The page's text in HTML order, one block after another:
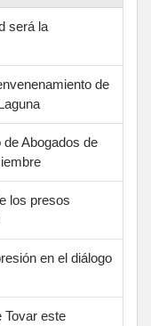
será la
de
Abogados de
los presos
en el diálogo
Tovar este